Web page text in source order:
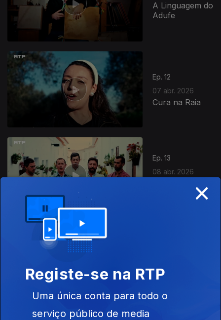
A Linguagem do
Adufe
Ep. 12
07 abr. 2026
Cura na Raia
Ep. 13
08 abr. 2026
Música em
×
Registe-se na RTP
Uma única conta para todo o
serviço público de media